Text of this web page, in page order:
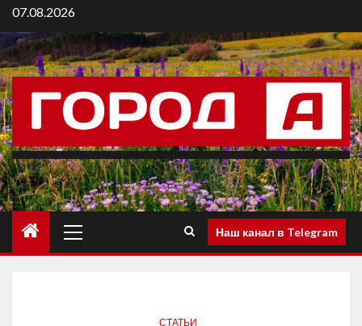
07.08.2026
Наш канал в Telegram
СТАТЬИ